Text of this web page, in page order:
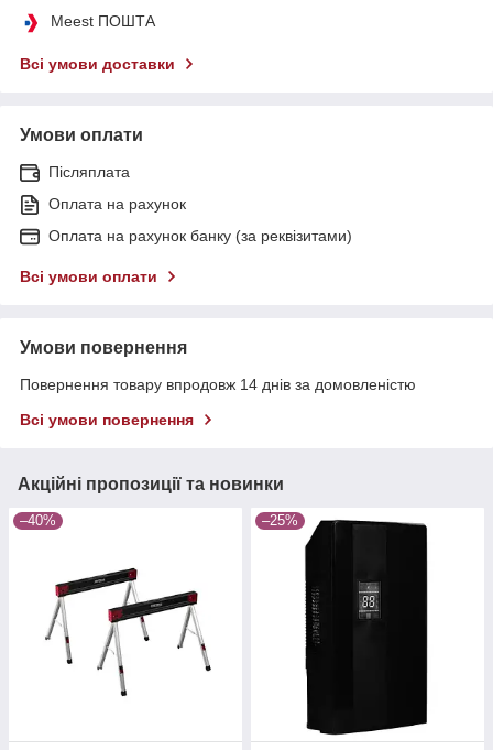
Meest ПОШТА
Всі умови доставки
Умови оплати
Післяплата
Оплата на рахунок
Оплата на рахунок банку (за реквізитами)
Всі умови оплати
Умови повернення
Повернення товару впродовж 14 днів за домовленістю
Всі умови повернення
Акційні пропозиції та новинки
–40% –25%